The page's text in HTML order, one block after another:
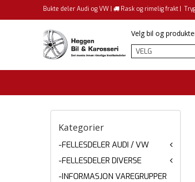
Bukte deler Audi og VW | Rask og rimelig frakt |
Velg bil og
VELG
Kategorier
-FELLESDELER AUDI / VW
-FELLESDELER DIVERSE
-INFORMASJON VAREGRUPPER